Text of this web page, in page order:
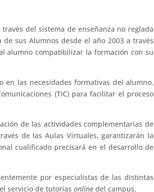
del sistema de enseñanza no reglada
de sus Alumnos desde el año 2003 a través
alumno compatibilizar la formación con su
en las necesidades formativas del alumno,
(TIC) para facilitar el proceso
de las actividades complementarias de
de las Aulas Virtuales, garantizarán la
cualificado precisará en el desarrollo de
por especialistas de las distintas
servicio de tutoríasonline del campus.